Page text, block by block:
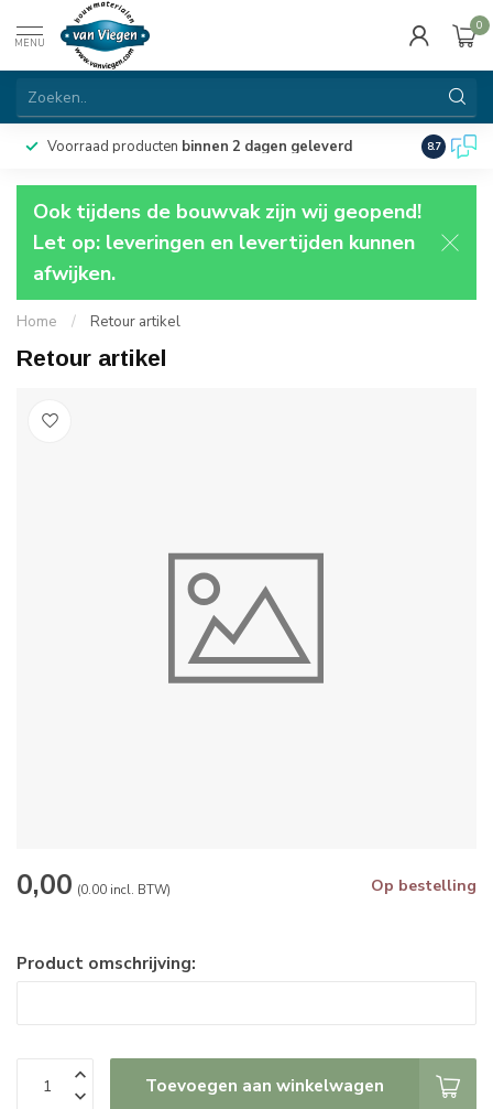
MENU
0
Voorraad producten binnen 2 dagen geleverd 8.7
Ook tijdens de bouwvak zijn wij geopend!
Let op: leveringen en levertijden kunnen
afwijken.
Home / Retour artikel
Retour artikel
0,00 (0.00 incl. BTW) Op bestelling
Product omschrijving:
Toevoegen aan winkelwagen